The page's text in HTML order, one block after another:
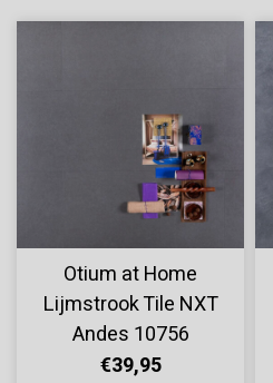
Otium at Home
Lijmstrook Tile NXT
Andes 10756
€39,95